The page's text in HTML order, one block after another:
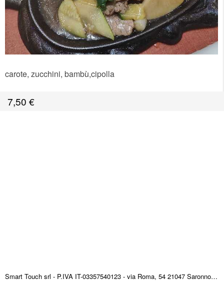
carote, zucchini, bambù,cipolla
7,50 €
Smart Touch srl - P.IVA IT-03357540123 - via Roma, 54 21047 Saronno (VA) ITALY